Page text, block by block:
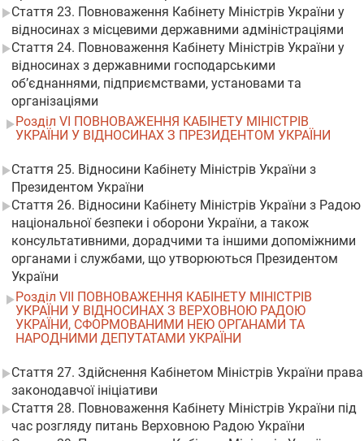
Стаття 23. Повноваження Кабінету Міністрів України у
відносинах з місцевими державними адміністраціями
Стаття 24. Повноваження Кабінету Міністрів України у
відносинах з державними господарськими
об’єднаннями, підприємствами, установами та
організаціями
Розділ VI ПОВНОВАЖЕННЯ КАБІНЕТУ МІНІСТРІВ
УКРАЇНИ У ВІДНОСИНАХ З ПРЕЗИДЕНТОМ УКРАЇНИ
Стаття 25. Відносини Кабінету Міністрів України з
Президентом України
Стаття 26. Відносини Кабінету Міністрів України з Радою
національної безпеки і оборони України, а також
консультативними, дорадчими та іншими допоміжними
органами і службами, що утворюються Президентом
України
Розділ VII ПОВНОВАЖЕННЯ КАБІНЕТУ МІНІСТРІВ
УКРАЇНИ У ВІДНОСИНАХ З ВЕРХОВНОЮ РАДОЮ
УКРАЇНИ, СФОРМОВАНИМИ НЕЮ ОРГАНАМИ ТА
НАРОДНИМИ ДЕПУТАТАМИ УКРАЇНИ
Стаття 27. Здійснення Кабінетом Міністрів України права
законодавчої ініціативи
Стаття 28. Повноваження Кабінету Міністрів України під
час розгляду питань Верховною Радою України